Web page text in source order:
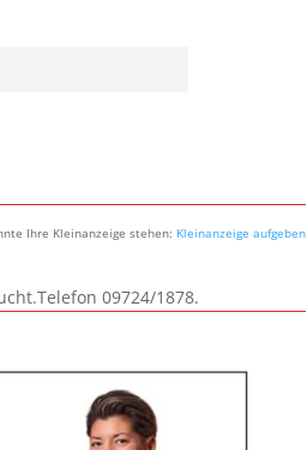
Ihre Kleinanzeige stehen: Kleinanzeige aufgeben
09724/1878.